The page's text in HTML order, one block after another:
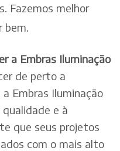
Fazemos melhor
bem.
a Embras Iluminação
de perto a
Embras Iluminação
e à
que seus projetos
com o mais alto